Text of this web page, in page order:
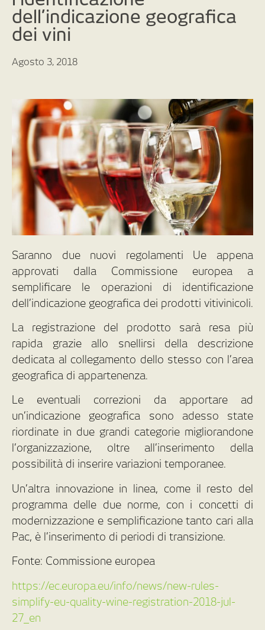
dell’indicazione geografica
dei vini
Agosto 3, 2018
Saranno due nuovi regolamenti Ue appena
approvati dalla Commissione europea a
semplificare le operazioni di identificazione
dell’indicazione geografica dei prodotti vitivinicoli.
La registrazione del prodotto sarà resa più
rapida grazie allo snellirsi della descrizione
dedicata al collegamento dello stesso con l’area
geografica di appartenenza.
Le eventuali correzioni da apportare ad
un’indicazione geografica sono adesso state
riordinate in due grandi categorie migliorandone
l’organizzazione, oltre all’inserimento della
possibilità di inserire variazioni temporanee.
Un’altra innovazione in linea, come il resto del
programma delle due norme, con i concetti di
modernizzazione e semplificazione tanto cari alla
Pac, è l’inserimento di periodi di transizione.
Fonte: Commissione europea
https://ec.europa.eu/info/news/new-rules-
simplify-eu-quality-wine-registration-2018-jul-
27_en